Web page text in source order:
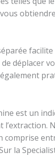
de déplacer
est un
la